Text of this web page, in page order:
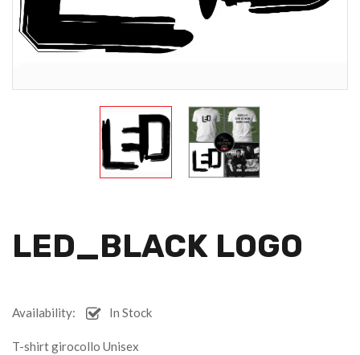
LED_BLACK LOGO
Availability: In Stock
T-shirt girocollo Unisex